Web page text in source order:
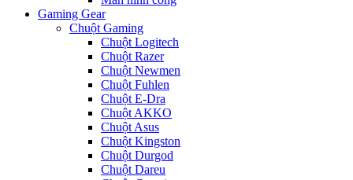
Gaming Gear
Chuột Gaming
Chuột Logitech
Chuột Razer
Chuột Newmen
Chuột Fuhlen
Chuột E-Dra
Chuột AKKO
Chuột Asus
Chuột Kingston
Chuột Durgod
Chuột Dareu